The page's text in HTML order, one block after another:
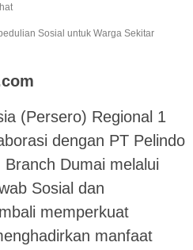
(Persero) Regional 1
dengan PT Pelindo
Dumai melalui
Sosial dan
memperkuat
manfaat